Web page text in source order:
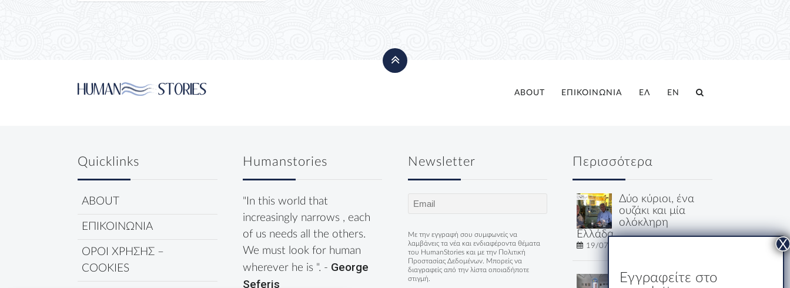
ABOUT ΕΠΙΚΟΙΝΩΝΙΑ ΕΛ EN
Quicklinks
ABOUT
ΕΠΙΚΟΙΝΩΝΙΑ
ΟΡΟΙ ΧΡΗΣΗΣ –
COOKIES
Humanstories
"In this world that
increasingly narrows , each
of us needs all the others.
We must look for human
wherever he is ". - George
Seferis
Newsletter
Email
Με την εγγραφή σου συμφωνείς να
λαμβάνεις τα νέα και ενδιαφέροντα θέματα
του HumanStories και με την Πολιτική
Προστασίας Δεδομένων. Μπορείς να
διαγραφείς από την λίστα οποιαδήποτε
στιγμή.
Περισσότερα
Δύο κύριοι, ένα
ουζάκι και μία
ολόκληρη
Ελλάδα
19/07/2026
Εστιατόριο-
Εγγραφείτε στο